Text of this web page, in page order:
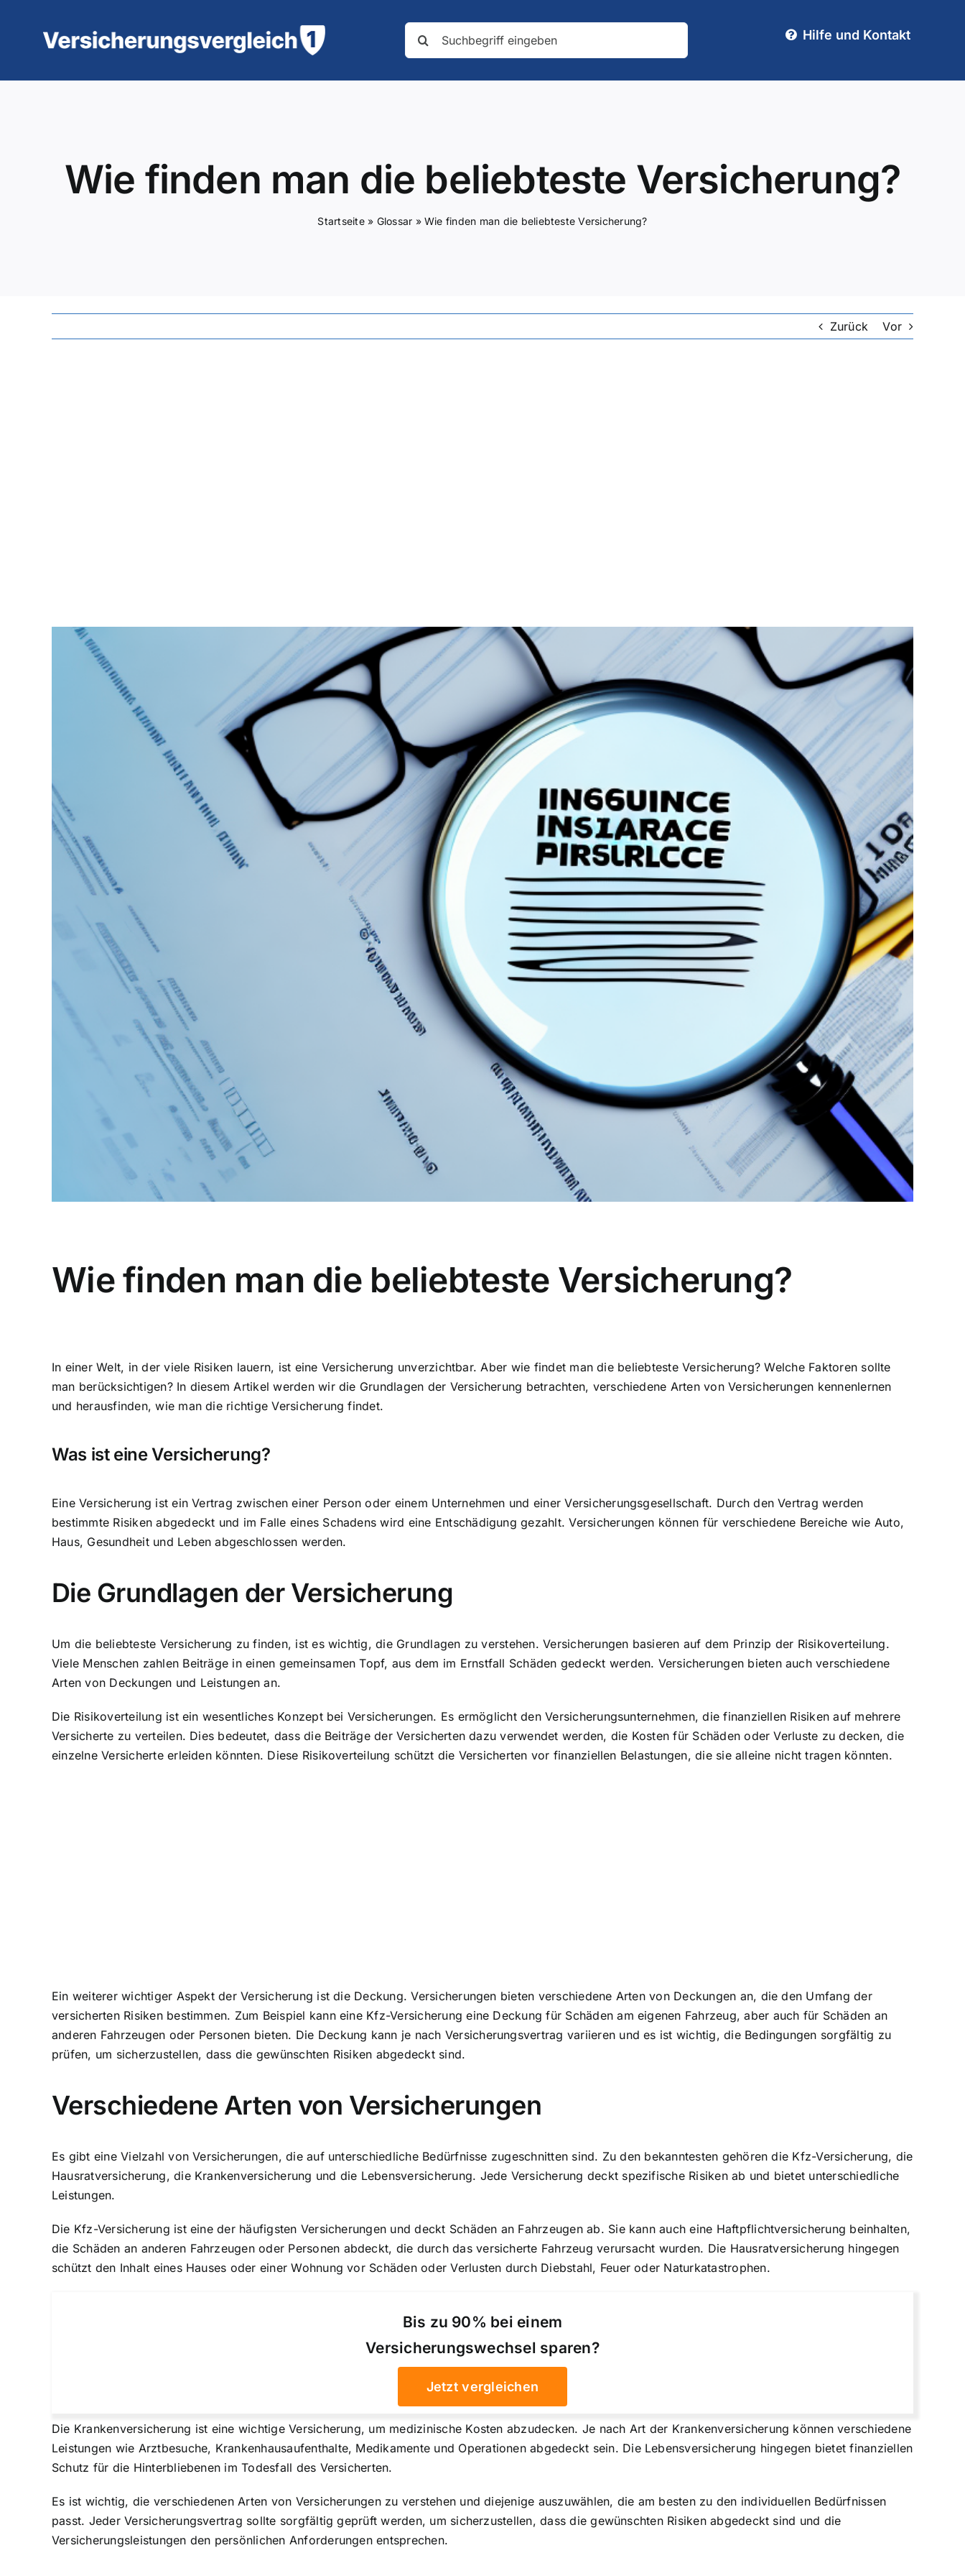
springen
nach:
Hilfe und Kontakt
Wie finden man die beliebteste Versicherung?
Startseite» Glossar » Wie finden man die beliebteste Versicherung?
Zurück Vor
Zeige
grösseres
Wie finden man die beliebteste Versicherung?
In einer Welt, in der viele Risiken lauern, ist eine Versicherung unverzichtbar. Aber wie findet man die beliebteste Versicherung? Welche Faktoren sollte
man berücksichtigen? In diesem Artikel werden wir die Grundlagen der Versicherung betrachten, verschiedene Arten von Versicherungen kennenlernen
und herausfinden, wie man die richtige Versicherung findet.
Was ist eine Versicherung?
Eine Versicherung ist ein Vertrag zwischen einer Person oder einem Unternehmen und einer Versicherungsgesellschaft. Durch den Vertrag werden
bestimmte Risiken abgedeckt und im Falle eines Schadens wird eine Entschädigung gezahlt. Versicherungen können für verschiedene Bereiche wie Auto,
Haus, Gesundheit und Leben abgeschlossen werden.
Die Grundlagen der Versicherung
Um die beliebteste Versicherung zu finden, ist es wichtig, die Grundlagen zu verstehen. Versicherungen basieren auf dem Prinzip der Risikoverteilung.
Viele Menschen zahlen Beiträge in einen gemeinsamen Topf, aus dem im Ernstfall Schäden gedeckt werden. Versicherungen bieten auch verschiedene
Arten von Deckungen und Leistungen an.
Die Risikoverteilung ist ein wesentliches Konzept bei Versicherungen. Es ermöglicht den Versicherungsunternehmen, die finanziellen Risiken auf mehrere
Versicherte zu verteilen. Dies bedeutet, dass die Beiträge der Versicherten dazu verwendet werden, die Kosten für Schäden oder Verluste zu decken, die
einzelne Versicherte erleiden könnten. Diese Risikoverteilung schützt die Versicherten vor finanziellen Belastungen, die sie alleine nicht tragen könnten.
Ein weiterer wichtiger Aspekt der Versicherung ist die Deckung. Versicherungen bieten verschiedene Arten von Deckungen an, die den Umfang der
versicherten Risiken bestimmen. Zum Beispiel kann eine Kfz-Versicherung eine Deckung für Schäden am eigenen Fahrzeug, aber auch für Schäden an
anderen Fahrzeugen oder Personen bieten. Die Deckung kann je nach Versicherungsvertrag variieren und es ist wichtig, die Bedingungen sorgfältig zu
prüfen, um sicherzustellen, dass die gewünschten Risiken abgedeckt sind.
Verschiedene Arten von Versicherungen
Es gibt eine Vielzahl von Versicherungen, die auf unterschiedliche Bedürfnisse zugeschnitten sind. Zu den bekanntesten gehören die Kfz-Versicherung, die
Hausratversicherung, die Krankenversicherung und die Lebensversicherung. Jede Versicherung deckt spezifische Risiken ab und bietet unterschiedliche
Leistungen.
Die Kfz-Versicherung ist eine der häufigsten Versicherungen und deckt Schäden an Fahrzeugen ab. Sie kann auch eine Haftpflichtversicherung beinhalten,
die Schäden an anderen Fahrzeugen oder Personen abdeckt, die durch das versicherte Fahrzeug verursacht wurden. Die Hausratversicherung hingegen
schützt den Inhalt eines Hauses oder einer Wohnung vor Schäden oder Verlusten durch Diebstahl, Feuer oder Naturkatastrophen.
Bis zu 90% bei einem
Versicherungswechsel sparen?
Jetzt vergleichen
Die Krankenversicherung ist eine wichtige Versicherung, um medizinische Kosten abzudecken. Je nach Art der Krankenversicherung können verschiedene
Leistungen wie Arztbesuche, Krankenhausaufenthalte, Medikamente und Operationen abgedeckt sein. Die Lebensversicherung hingegen bietet finanziellen
Schutz für die Hinterbliebenen im Todesfall des Versicherten.
Es ist wichtig, die verschiedenen Arten von Versicherungen zu verstehen und diejenige auszuwählen, die am besten zu den individuellen Bedürfnissen
passt. Jeder Versicherungsvertrag sollte sorgfältig geprüft werden, um sicherzustellen, dass die gewünschten Risiken abgedeckt sind und die
Versicherungsleistungen den persönlichen Anforderungen entsprechen.